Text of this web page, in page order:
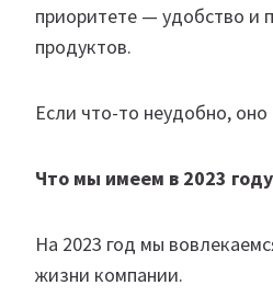
приоритете — удобство и
продуктов.​ ​
Если что-то неудобно, оно
Что мы имеем в 2023 году
На 2023 год мы
жизни компании.​